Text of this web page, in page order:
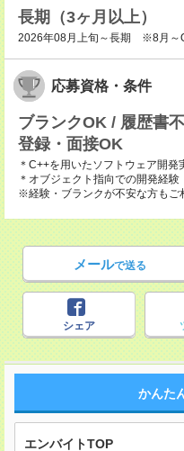
長期（3ヶ月以上）
2026年08月上旬～長期 ※8月～
応募資格・条件
ブランクOK / 履歴書
登録・面接OK
＊C++を用いたソフトウェア開発
＊オブジェクト指向での開発経験
※経験・ブランクが不安な方もご
メールで送る
シェア
かんた
エンバイトTOP